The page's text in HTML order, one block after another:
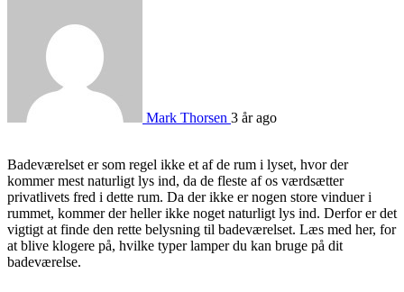
Mark Thorsen 3 år ago
Badeværelset er som regel ikke et af de rum i lyset, hvor der
kommer mest naturligt lys ind, da de fleste af os værdsætter
privatlivets fred i dette rum. Da der ikke er nogen store vinduer i
rummet, kommer der heller ikke noget naturligt lys ind. Derfor er det
vigtigt at finde den rette belysning til badeværelset. Læs med her, for
at blive klogere på, hvilke typer lamper du kan bruge på dit
badeværelse.